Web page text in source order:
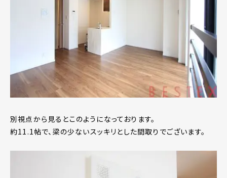
別視点から見るとこのようになっております。
約11.1帖で、梁の少ないスッキリとした間取りでございます。